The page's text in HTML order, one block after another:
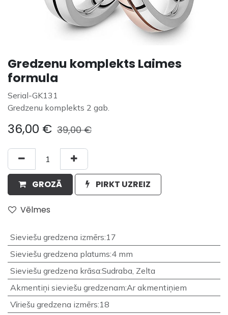
Gredzenu komplekts Laimes
formula
Serial-GK131
Gredzenu komplekts 2 gab.
36,00 € 39,00€
GROZĀ PIRKT UZREIZ
Vēlmes
Sieviešu gredzena izmērs:17
Sieviešu gredzena platums:4 mm
Sieviešu gredzena krāsa:Sudraba, Zelta
Akmentiņi sieviešu gredzenam:Ar akmentiņiem
Vīriešu gredzena izmērs:18